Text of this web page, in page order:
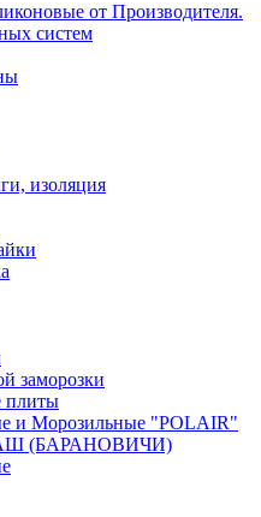
от Производителя.
систем
изоляция
заморозки
плиты
и Морозильные "POLAIR"
(БАРАНОВИЧИ)